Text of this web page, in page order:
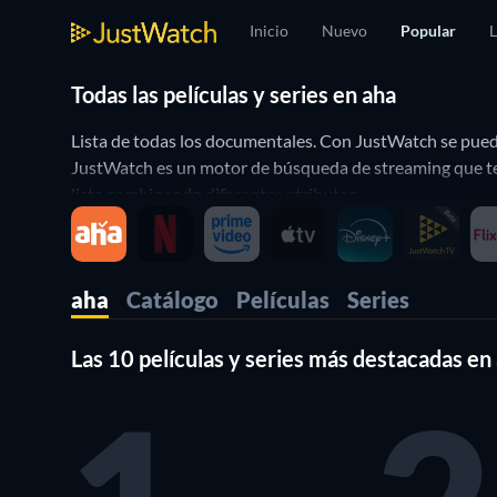
Inicio Nuevo Popular
Todas las películas y series en aha
Lista de todas los documentales. Con JustWatch se
JustWatch es un motor de búsqueda de streaming
lista combinando diferentes atributos.
aha Catálogo Películas Series
Las 10 películas y series más destacadas en